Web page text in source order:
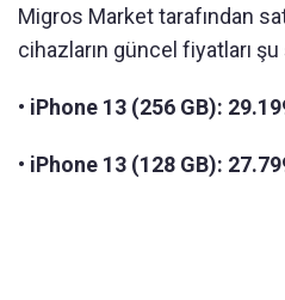
Migros Market tarafından
cihazların güncel fiyatları şu
• iPhone 13 (256 GB):
• iPhone 13 (128 GB):